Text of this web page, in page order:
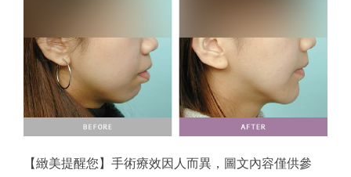
【緻美提醒您】手術療效因人而異，圖文內容僅供參